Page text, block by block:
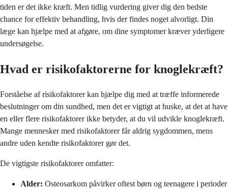
tiden er det ikke kræft. Men tidlig vurdering giver dig den bedste
chance for effektiv behandling, hvis der findes noget alvorligt. Din
læge kan hjælpe med at afgøre, om dine symptomer kræver yderligere
undersøgelse.
Hvad er risikofaktorerne for knoglekræft?
Forståelse af risikofaktorer kan hjælpe dig med at træffe informerede
beslutninger om din sundhed, men det er vigtigt at huske, at det at have
en eller flere risikofaktorer ikke betyder, at du vil udvikle knoglekræft.
Mange mennesker med risikofaktorer får aldrig sygdommen, mens
andre uden kendte risikofaktorer gør det.
De vigtigste risikofaktorer omfatter:
Alder: Osteosarkom påvirker oftest børn og teenagere i perioder